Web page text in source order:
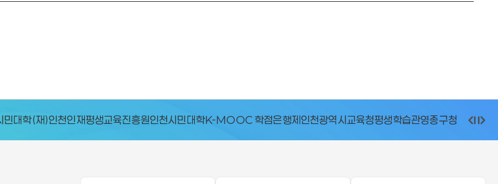
(재)인천인재평생교육진흥원인천시민대학K-MOOC 학점은행제인천광역시교육청평생학습관영종구청
이
전
멈
춤
다
음